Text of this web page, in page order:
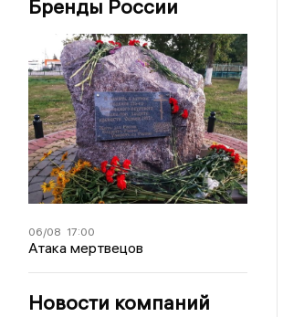
Бренды России
06/08 17:00
Атака мертвецов
Новости компаний